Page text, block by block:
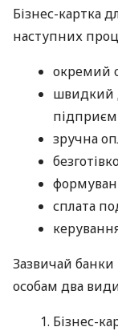
Бізнес-картка
наступних
окремий
швидкий
зручна
сплата
Зазвичай
особам два
Бізнес-